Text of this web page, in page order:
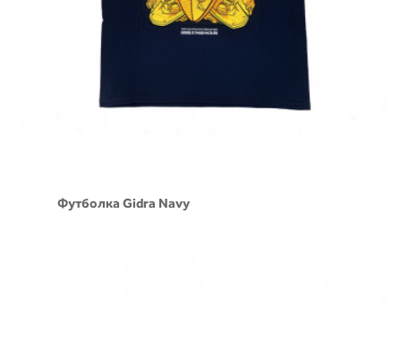
Футболка Gidra Navy